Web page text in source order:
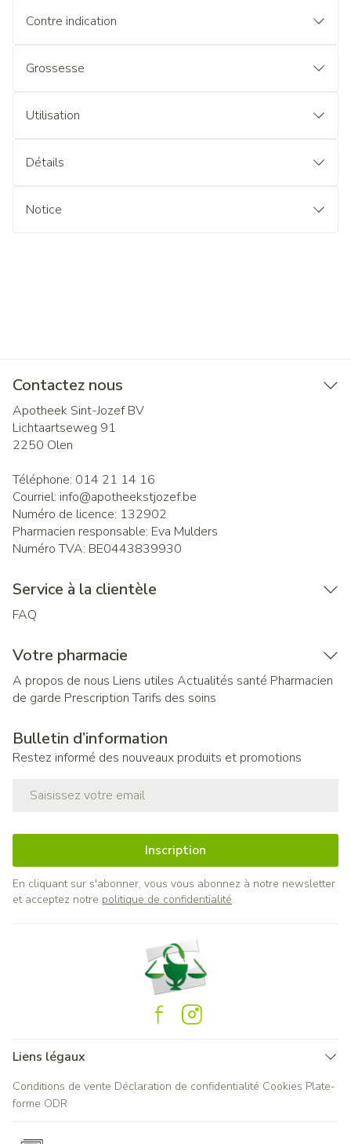
Contre indication
Grossesse
Utilisation
Détails
Notice
Contactez nous
Apotheek Sint-Jozef BV
Lichtaartseweg 91
2250 Olen
Téléphone: 014 21 14 16
Courriel: info@apotheekstjozef.be
Numéro de licence: 132902
Pharmacien responsable: Eva Mulders
Numéro TVA: BE0443839930
Service à la clientèle
FAQ
Votre pharmacie
A propos de nous Liens utiles Actualités santé Pharmacien
de garde Prescription Tarifs des soins
Bulletin d’information
Restez informé des nouveaux produits et promotions
Inscription
En cliquant sur s'abonner, vous vous abonnez à notre newsletter
et acceptez notre politique de confidentialité.
Liens légaux
Conditions de vente Déclaration de confidentialité Cookies Plate-
forme ODR